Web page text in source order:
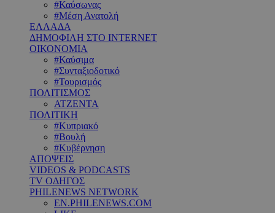
#Καύσωνας
#Μέση Ανατολή
ΕΛΛΑΔΑ
ΔΗΜΟΦΙΛΗ ΣΤΟ INTERNET
ΟΙΚΟΝΟΜΙΑ
#Καύσιμα
#Συνταξιοδοτικό
#Τουρισμός
ΠΟΛΙΤΙΣΜΟΣ
ΑΤΖΕΝΤΑ
ΠΟΛΙΤΙΚΗ
#Κυπριακό
#Βουλή
#Κυβέρνηση
ΑΠΟΨΕΙΣ
VIDEOS & PODCASTS
TV ΟΔΗΓΟΣ
PHILENEWS NETWORK
EN.PHILENEWS.COM